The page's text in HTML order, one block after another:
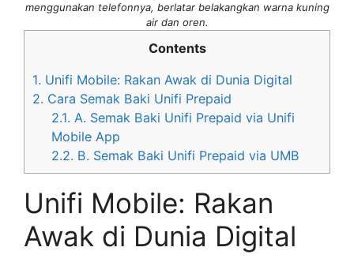
menggunakan telefonnya, berlatar belakangkan warna kuning
air dan oren.
Contents
1. Unifi Mobile: Rakan Awak di Dunia Digital
2. Cara Semak Baki Unifi Prepaid
2.1. A. Semak Baki Unifi Prepaid via Unifi
Mobile App
2.2. B. Semak Baki Unifi Prepaid via UMB
Unifi Mobile: Rakan
Awak di Dunia Digital